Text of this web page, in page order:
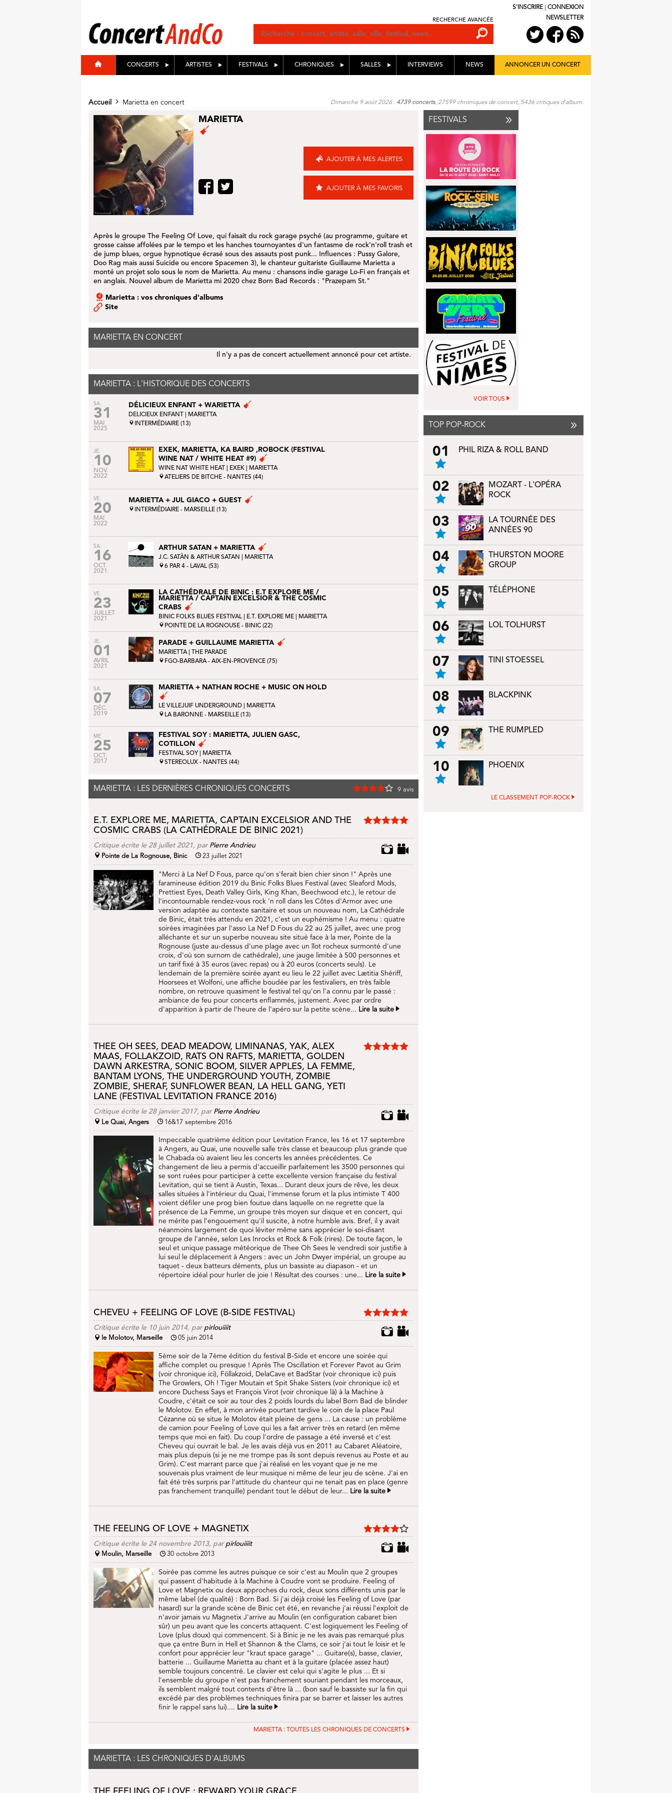
RECHERCHE AVANCÉE
S'INSCRIRE
CONNEXION
NEWSLETTER
CONCERTS ARTISTES FESTIVALS CHRONIQUES SALLES INTERVIEWS NEWS ANNONCER UN CONCERT
Accueil Marietta en concert Dimanche 9 août 2026 : 4739 concerts, 27599 chroniques de concert, 5436 critiques d'album.
MARIETTA
AJOUTER À MES ALERTES
AJOUTER À MES FAVORIS
Après le groupe The Feeling Of Love, qui faisait du rock garage psyché (au programme, guitare et
grosse caisse affolées par le tempo et les hanches tournoyantes d'un fantasme de rock'n'roll trash et
de jump blues, orgue hypnotique écrasé sous des assauts post punk... Influences : Pussy Galore,
Doo Rag mais aussi Suicide ou encore Spacemen 3), le chanteur guitariste Guillaume Marietta a
monté un projet solo sous le nom de Marietta. Au menu : chansons indie garage Lo-Fi en français et
en anglais. Nouvel album de Marietta mi 2020 chez Born Bad Records : "Prazepam St."
Marietta : vos chroniques d'albums
Site
MARIETTA EN CONCERT
Il n'y a pas de concert actuellement annoncé pour cet artiste.
MARIETTA : L'HISTORIQUE DES CONCERTS
SA.
31
MAI
2025
DÉLICIEUX ENFANT + WARIETTA
DELICIEUX ENFANT
| MARIETTA
INTERMÉDIAIRE (13)
JE.
10
NOV.
2022
EXEK, MARIETTA, KA BAIRD ,ROBOCK (FESTIVAL
WINE NAT / WHITE HEAT #9)
WINE NAT WHITE HEAT EXEK | MARIETTA
ATELIERS DE BITCHE - NANTES (44)
VE.
20
MAI
2022
MARIETTA + JUL GIACO + GUEST
INTERMÉDIAIRE - MARSEILLE (13)
SA.
16
OCT.
2021
ARTHUR SATAN + MARIETTA
J.C. SATÀN & ARTHUR SATAN
| MARIETTA
6 PAR 4 - LAVAL (53)
VE.
23
JUILLET
2021
LA CATHÉDRALE DE BINIC : E.T EXPLORE ME /
MARIETTA / CAPTAIN EXCELSIOR & THE COSMIC
CRABS
BINIC FOLKS BLUES FESTIVAL| E.T. EXPLORE ME | MARIETTA
POINTE DE LA ROGNOUSE - BINIC (22)
JE.
01
AVRIL
2021
PARADE + GUILLAUME MARIETTA
MARIETTA |
THE PARADE
FGO-BARBARA - AIX-EN-PROVENCE (75)
SA.
07
DÉC.
2019
MARIETTA + NATHAN ROCHE + MUSIC ON HOLD
LE VILLEJUIF UNDERGROUND | MARIETTA
LA BARONNE - MARSEILLE (13)
ME.
25
OCT.
2017
FESTIVAL SOY : MARIETTA, JULIEN GASC,
COTILLON
FESTIVAL SOY | MARIETTA
STEREOLUX - NANTES (44)
MARIETTA : LES DERNIÈRES CHRONIQUES CONCERTS 9 avis
E.T. EXPLORE ME, MARIETTA, CAPTAIN EXCELSIOR AND THE
COSMIC CRABS (LA CATHÉDRALE DE BINIC 2021)
Critique écrite le 28 juillet 2021, par Pierre Andrieu
Pointe de La Rognouse, Binic 23 juillet 2021
"Merci à La Nef D Fous, parce qu'on s'ferait bien chier sinon !" Après une
faramineuse édition 2019 du Binic Folks Blues Festival (avec Sleaford Mods,
Prettiest Eyes, Death Valley Girls, King Khan, Beechwood etc.), le retour de
l'incontournable rendez-vous rock 'n roll dans les Côtes d'Armor avec une
version adaptée au contexte sanitaire et sous un nouveau nom, La Cathédrale
de Binic, était très attendu en 2021, c'est un euphémisme ! Au menu : quatre
soirées imaginées par l'asso La Nef D Fous du 22 au 25 juillet, avec une prog
alléchante et sur un superbe nouveau site situé face à la mer, Pointe de la
Rognouse (juste au-dessus d'une plage avec un îlot rocheux surmonté d'une
croix, d'où son surnom de cathédrale), une jauge limitée à 500 personnes et
un tarif fixé à 35 euros (avec repas) ou à 20 euros (concerts seuls). Le
lendemain de la première soirée ayant eu lieu le 22 juillet avec Lætitia Shériff,
Hoorsees et Wolfoni, une affiche boudée par les festivaliers, en très faible
nombre, on retrouve quasiment le festival tel qu'on l'a connu par le passé :
ambiance de feu pour concerts enflammés, justement. Avec par ordre
d'apparition à partir de l'heure de l'apéro sur la petite scène... Lire la suite
THEE OH SEES, DEAD MEADOW, LIMINANAS, YAK, ALEX
MAAS, FOLLAKZOID, RATS ON RAFTS, MARIETTA, GOLDEN
DAWN ARKESTRA, SONIC BOOM, SILVER APPLES, LA FEMME,
BANTAM LYONS, THE UNDERGROUND YOUTH, ZOMBIE
ZOMBIE, SHERAF, SUNFLOWER BEAN, LA HELL GANG, YETI
LANE (FESTIVAL LEVITATION FRANCE 2016)
Critique écrite le 28 janvier 2017, par Pierre Andrieu
Le Quai, Angers 16&17 septembre 2016
Impeccable quatrième édition pour Levitation France, les 16 et 17 septembre
à Angers, au Quai, une nouvelle salle très classe et beaucoup plus grande que
le Chabada où avaient lieu les concerts les années précédentes. Ce
changement de lieu a permis d'accueillir parfaitement les 3500 personnes qui
se sont ruées pour participer à cette excellente version française du festival
Levitation, qui se tient à Austin, Texas... Durant deux jours de rêve, les deux
salles situées à l'intérieur du Quai, l'immense forum et la plus intimiste T 400
voient défiler une prog bien foutue dans laquelle on ne regrette que la
présence de La Femme, un groupe très moyen sur disque et en concert, qui
ne mérite pas l'engouement qu'il suscite, à notre humble avis. Bref, il y avait
néanmoins largement de quoi léviter même sans apprécier le soi-disant
groupe de l'année, selon Les Inrocks et Rock & Folk (rires). De toute façon, le
seul et unique passage météorique de Thee Oh Sees le vendredi soir justifie à
lui seul le déplacement à Angers : avec un John Dwyer impérial, un groupe au
taquet - deux batteurs déments, plus un bassiste au diapason - et un
répertoire idéal pour hurler de joie ! Résultat des courses : une... Lire la suite
CHEVEU + FEELING OF LOVE (B-SIDE FESTIVAL)
Critique écrite le 10 juin 2014, par pirlouiiiit
le Molotov, Marseille 05 juin 2014
5ème soir de la 7ème édition du festival B-Side et encore une soirée qui
affiche complet ou presque ! Après The Oscillation et Forever Pavot au Grim
(voir chronique ici), Föllakzoid, DelaCave et BadStar (voir chronique ici) puis
The Growlers, Oh ! Tiger Moutain et Spit Shake Sisters (voir chronique ici) et
encore Duchess Says et François Virot (voir chronique là) à la Machine à
Coudre, c'était ce soir au tour des 2 poids lourds du label Born Bad de blinder
le Molotov. En effet, à mon arrivée pourtant tardive le coin de la place Paul
Cézanne où se situe le Molotov était pleine de gens ... La cause : un problème
de camion pour Feeling of Love qui les a fait arriver très en retard (en même
temps que moi en fait). Du coup l'ordre de passage a été inversé et c'est
Cheveu qui ouvrait le bal. Je les avais déjà vus en 2011 au Cabaret Aléatoire,
mais plus depuis (si je ne me trompe pas ils sont depuis revenus au Poste et au
Grim). C'est marrant parce que j'ai réalisé en les voyant que je ne me
souvenais plus vraiment de leur musique ni même de leur jeu de scène. J'ai en
fait été très surpris par l'attitude du chanteur qui ne tenait pas en place (genre
pas franchement tranquille) pendant tout le début de leur... Lire la suite
THE FEELING OF LOVE + MAGNETIX
Critique écrite le 24 novembre 2013, par pirlouiiiit
Moulin, Marseille 30 octobre 2013
Soirée pas comme les autres puisque ce soir c'est au Moulin que 2 groupes
qui passent d'habitude à la Machine à Coudre vont se produire. Feeling of
Love et Magnetix ou deux approches du rock, deux sons différents unis par le
même label (de qualité) : Born Bad. Si j'ai déjà croisé les Feeling of Love (par
hasard) sur la grande scène de Binic cet été, en revanche j'ai réussi l'exploit de
n'avoir jamais vu Magnetix J'arrive au Moulin (en configuration cabaret bien
sûr) un peu avant que les concerts attaquent. C'est logiquement les Feeling of
Love (plus doux) qui commencent. Si à Binic je ne les avais pas remarqué plus
que ça entre Burn in Hell et Shannon & the Clams, ce soir j'ai tout le loisir et le
confort pour apprécier leur "kraut space garage" ... Guitare(s), basse, clavier,
batterie ... Guillaume Marietta au chant et à la guitare (placée assez haut)
semble toujours concentré. Le clavier est celui qui s'agite le plus ... Et si
l'ensemble du groupe n'est pas franchement souriant pendant les morceaux,
ils semblent malgré tout contents d'être là ... (bon sauf le bassiste sur la fin qui
excédé par des problèmes techniques finira par se barrer et laisser les autres
finir le rappel sans lui).... Lire la suite
MARIETTA : TOUTES LES CHRONIQUES DE CONCERTS
MARIETTA : LES CHRONIQUES D'ALBUMS
FESTIVALS
VOIR TOUS
TOP POP-ROCK
01 PHIL RIZA & ROLL BAND
02
MOZART - L'OPÉRA
ROCK
03
LA TOURNÉE DES
ANNÉES 90
04
THURSTON MOORE
GROUP
05 TÉLÉPHONE
06 LOL TOLHURST
07 TINI STOESSEL
08 BLACKPINK
09 THE RUMPLED
10 PHOENIX
LE CLASSEMENT POP-ROCK